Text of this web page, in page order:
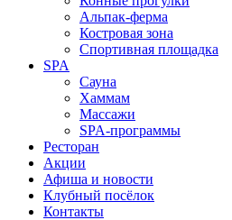
Альпак-ферма
Костровая зона
Спортивная площадка
SPA
Сауна
Хаммам
Массажи
SPA-программы
Ресторан
Акции
Афиша и новости
Клубный посёлок
Контакты